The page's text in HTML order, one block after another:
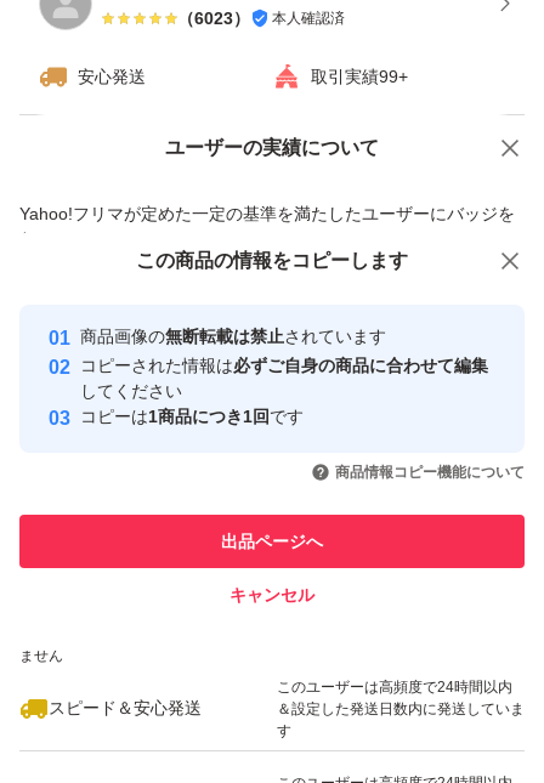
（6023） 本人確認済
安心発送 取引実績99+
ユーザーの実績について
Yahoo!フリマが定めた一定の基準を満たしたユーザーにバッジを
付与しています
安心取引出品者
心・安全なユーザーです
取引実績
引を完了させた実績があります
での取引実績があります
ません
スピード＆安心発送
このユーザーは高頻度で24時間以内
＆設定した発送日数内に発送していま
す
価格の相談 商品への質問
この商品の情報をコピーします
商品画像の無断転載は禁止されています
コピーされた情報は必ずご自身の商品に合わせて編集
してください
コピーは1商品につき1回です
商品情報コピー機能について
出品ページへ
キャンセル
この商品をみている人にオススメ